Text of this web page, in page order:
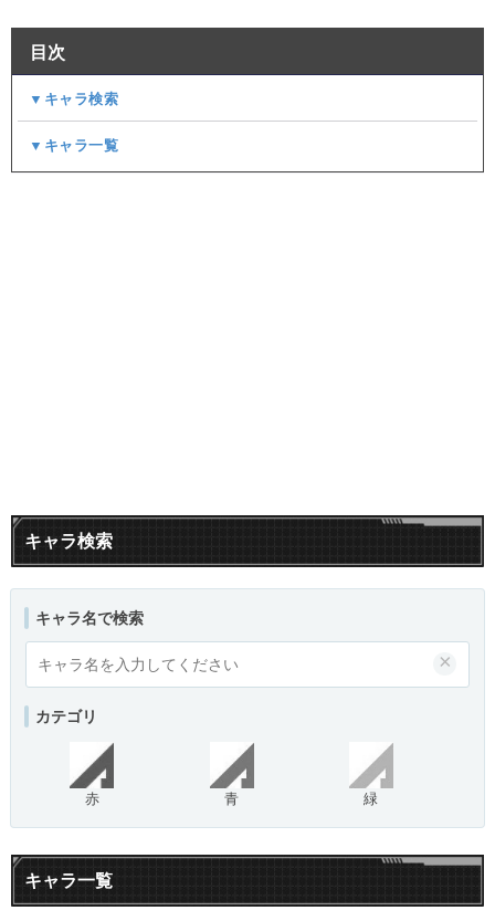
目次
▼キャラ検索
▼キャラ一覧
キャラ検索
キャラ名で検索
×
カテゴリ
赤 青 緑
キャラ一覧